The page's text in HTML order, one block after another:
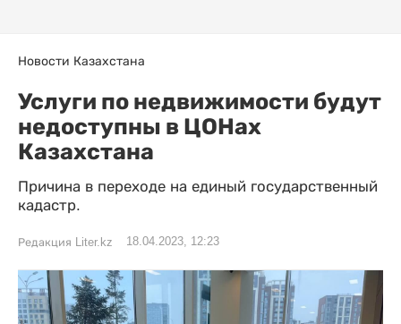
Новости Казахстана
Услуги по недвижимости будут
недоступны в ЦОНах
Казахстана
Причина в переходе на единый государственный
кадастр.
Редакция Liter.kz 18.04.2023, 12:23